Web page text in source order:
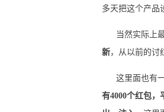
多天把这个产品
当然实际上
新，从以前的讨
这里面也有一
有4000个红包，